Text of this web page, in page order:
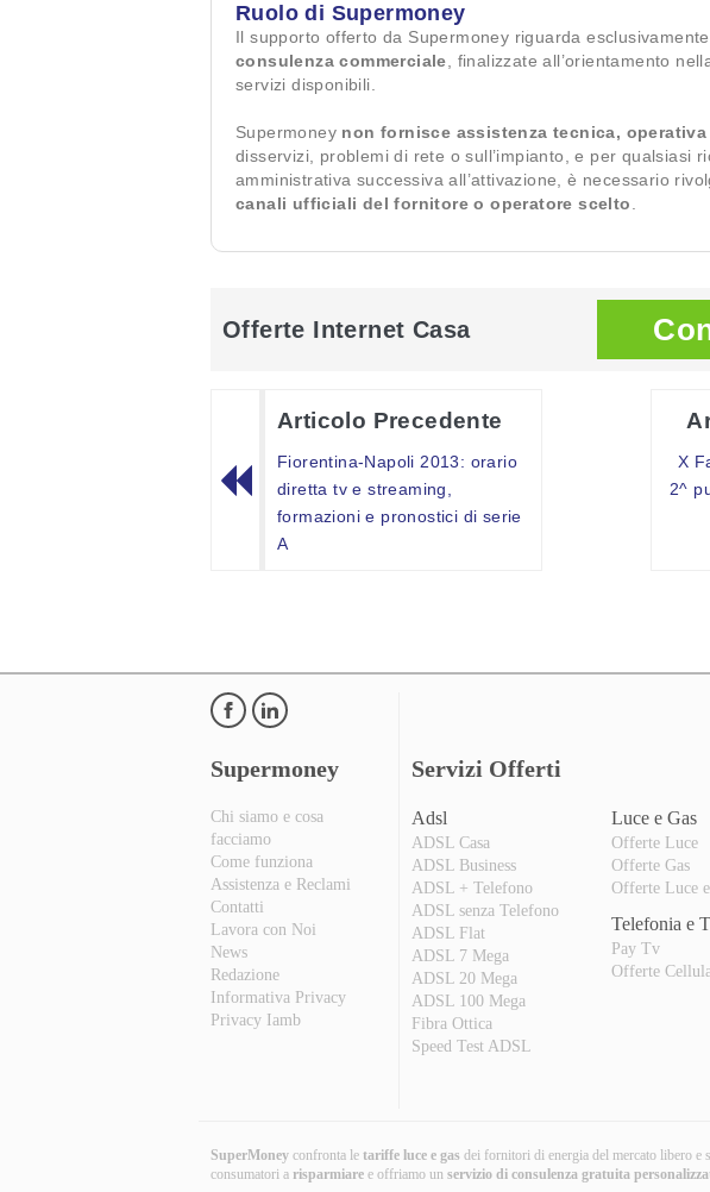
Ruolo di Supermoney
Il supporto offerto da Supermoney riguarda
consulenza commerciale , finalizzate all’orientamento
servizi disponibili.
Supermoney non fornisce assistenza tecnica,
disservizi, problemi di rete o sull’impianto, e per qualsiasi
amministrativa successiva all’attivazione, è necessario
canali ufficiali del fornitore o operatore scelto
Offerte Internet Casa
Articolo Precedente
Fiorentina-Napoli 2013: orario
diretta tv e streaming,
formazioni e pronostici di serie
A
X
2^
Supermoney
Chi siamo e cosa
facciamo
Come funziona
Assistenza e Reclami
Contatti
Lavora con Noi
News
Redazione
Informativa Privacy
Privacy Iamb
Servizi Offerti
Adsl
ADSL Casa
ADSL Business
ADSL + Telefono
ADSL senza Telefono
ADSL Flat
ADSL 7 Mega
ADSL 20 Mega
ADSL 100 Mega
Fibra Ottica
Speed Test ADSL
Luce e Gas
Offerte Luce
Offerte Gas
Offerte Luce
Telefonia e
Pay Tv
Offerte
SuperMoney confronta le tariffe luce e gas dei fornitori di energia del mercato libero e
consumatori a risparmiare e offriamo un servizio di consulenza gratuita